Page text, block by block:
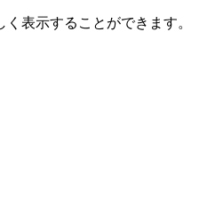
表示することができます。